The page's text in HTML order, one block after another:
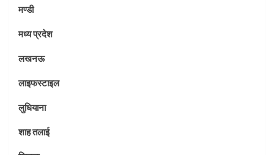
मण्डी
मध्य प्रदेश
लखनऊ
लाइफस्टाइल
लुधियाना
शाह तलाई